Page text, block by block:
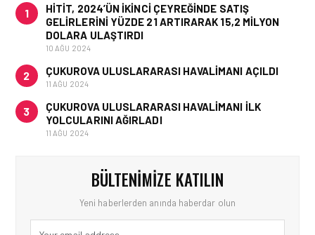
1
HITIT, 2024’ÜN IKINCI ÇEYREĞINDE SATIŞ
GELIRLERINI YÜZDE 21 ARTIRARAK 15,2 MILYON
DOLARA ULAŞTIRDI
10 AĞU 2024
2 ÇUKUROVA ULUSLARARASI HAVALIMANI AÇILDI
11 AĞU 2024
3
ÇUKUROVA ULUSLARARASI HAVALIMANI İLK
YOLCULARINI AĞIRLADI
11 AĞU 2024
BÜLTENIMIZE KATILIN
Yeni haberlerden anında haberdar olun